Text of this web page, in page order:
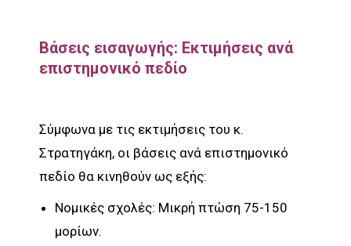
Βάσεις εισαγωγής: Εκτιμήσεις ανά
επιστημονικό πεδίο
Σύμφωνα με τις εκτιμήσεις του κ.
Στρατηγάκη, οι βάσεις ανά επιστημονικό
πεδίο θα κινηθούν ως εξής:
Νομικές σχολές: Μικρή πτώση 75-150
μορίων.